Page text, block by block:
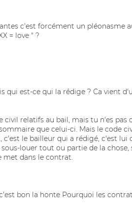
c'est forcément un pléonasme
= love " ?
est-ce qui la rédige ? Ca vient
civil relatifs au bail, mais tu n'es pas
que celui-ci. Mais le code
le bailleur qui a rédigé, c'est lui
louer tout ou partie de la
met dans le contrat.
bon la honte Pourquoi les